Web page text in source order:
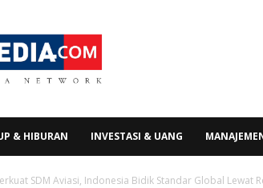
& HIBURAN INVESTASI & UANG
SDM Aviasi, Indonesia Bidik Standar Global Lewat